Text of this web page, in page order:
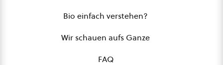
Bio einfach verstehen?
Wir schauen aufs Ganze
FAQ